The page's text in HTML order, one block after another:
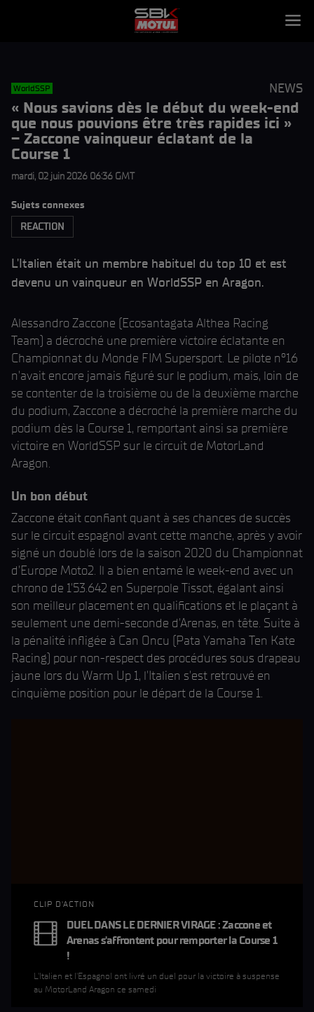
WorldSSP NEWS
« Nous savions dès le début du week-end
que nous pouvions être très rapides ici »
– Zaccone vainqueur éclatant de la
Course 1
mardi, 02 juin 2026 06:36 GMT
Sujets connexes
REACTION
L'Italien était un membre habituel du top 10 et est
devenu un vainqueur en WorldSSP en Aragon.
Alessandro Zaccone (Ecosantagata Althea Racing
Team) a décroché une première victoire éclatante en
Championnat du Monde FIM Supersport. Le pilote n°16
n'avait encore jamais figuré sur le podium, mais, loin de
se contenter de la troisième ou de la deuxième marche
du podium, Zaccone a décroché la première marche du
podium dès la Course 1, remportant ainsi sa première
victoire en WorldSSP sur le circuit de MotorLand
Aragon.
Un bon début
Zaccone était confiant quant à ses chances de succès
sur le circuit espagnol avant cette manche, après y avoir
signé un doublé lors de la saison 2020 du Championnat
d'Europe Moto2. Il a bien entamé le week-end avec un
chrono de 1'53.642 en Superpole Tissot, égalant ainsi
son meilleur placement en qualifications et le plaçant à
seulement une demi-seconde d'Arenas, en tête. Suite à
la pénalité infligée à Can Oncu (Pata Yamaha Ten Kate
Racing) pour non-respect des procédures sous drapeau
jaune lors du Warm Up 1, l'Italien s'est retrouvé en
cinquième position pour le départ de la Course 1.
CLIP D'ACTION
DUEL DANS LE DERNIER VIRAGE : Zaccone et
Arenas s'affrontent pour remporter la Course 1
!
L'Italien et l'Espagnol ont livré un duel pour la victoire à suspense
au MotorLand Aragon ce samedi